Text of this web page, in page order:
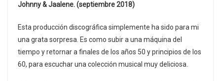
Johnny & Jaalene. (septiembre 2018)
Esta producción discográfica simplemente ha sido para mi
una grata sorpresa. Es como subir a una máquina del
tiempo y retornar a finales de los años 50 y principios de los
60, para escuchar una colección musical muy deliciosa.